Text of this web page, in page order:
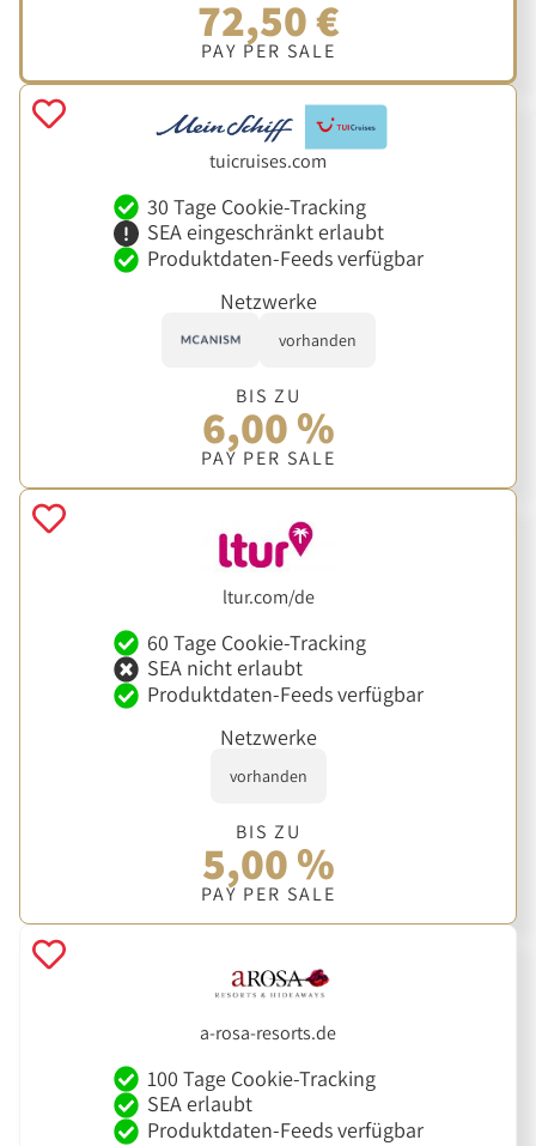
72,50 €
PAY PER SALE
tuicruises.com
30 Tage Cookie-Tracking
SEA eingeschränkt erlaubt
Produktdaten-Feeds verfügbar
Netzwerke
vorhanden
BIS ZU
6,00 %
PAY PER SALE
ltur.com/de
60 Tage Cookie-Tracking
SEA nicht erlaubt
Produktdaten-Feeds verfügbar
Netzwerke
vorhanden
BIS ZU
5,00 %
PAY PER SALE
a-rosa-resorts.de
100 Tage Cookie-Tracking
SEA erlaubt
Produktdaten-Feeds verfügbar